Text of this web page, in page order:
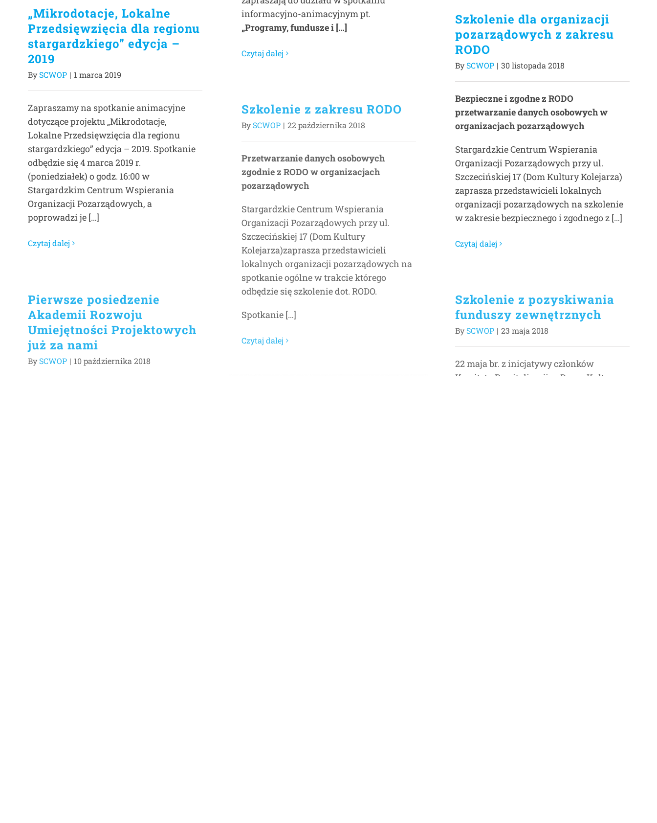
„Mikrodotacje, Lokalne
Przedsięwzięcia dla regionu
stargardzkiego” edycja –
2019
BySCWOP | 1 marca 2019
Zapraszamy na spotkanie animacyjne
dotyczące projektu „Mikrodotacje,
Lokalne Przedsięwzięcia dla regionu
stargardzkiego” edycja – 2019. Spotkanie
odbędzie się 4 marca 2019 r.
(poniedziałek) o godz. 16:00 w
Stargardzkim Centrum Wspierania
Organizacji Pozarządowych, a
poprowadzi je […]
Czytaj dalej
informacyjno-animacyjnym pt.
„Programy, fundusze i […]
Czytaj dalej
Szkolenie dla organizacji
pozarządowych z zakresu
RODO
BySCWOP | 30 listopada 2018
Bezpieczne i zgodne z RODO
przetwarzanie danych osobowych w
organizacjach pozarządowych
Stargardzkie Centrum Wspierania
Organizacji Pozarządowych przy ul.
Szczecińskiej 17 (Dom Kultury Kolejarza)
zaprasza przedstawicieli lokalnych
organizacji pozarządowych na szkolenie
w zakresie bezpiecznego i zgodnego z […]
Czytaj dalej
Szkolenie z zakresu RODO
By SCWOP | 22 października 2018
Przetwarzanie danych osobowych
zgodnie z RODO w organizacjach
pozarządowych
Stargardzkie Centrum Wspierania
Organizacji Pozarządowych przy ul.
Szczecińskiej 17 (Dom Kultury
Kolejarza)zaprasza przedstawicieli
lokalnych organizacji pozarządowych na
spotkanie ogólne w trakcie którego
odbędzie się szkolenie dot. RODO.
Spotkanie […]
Czytaj dalej
Pierwsze posiedzenie
Akademii Rozwoju
Umiejętności Projektowych
już za nami
By SCWOP | 10 października 2018
Szkolenie z pozyskiwania
funduszy zewnętrznych
By SCWOP | 23 maja 2018
22 maja br. z inicjatywy członków
Komitetu Rewitalizacji w Domu Kultury